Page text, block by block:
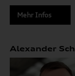
Mehr Infos
Alexander